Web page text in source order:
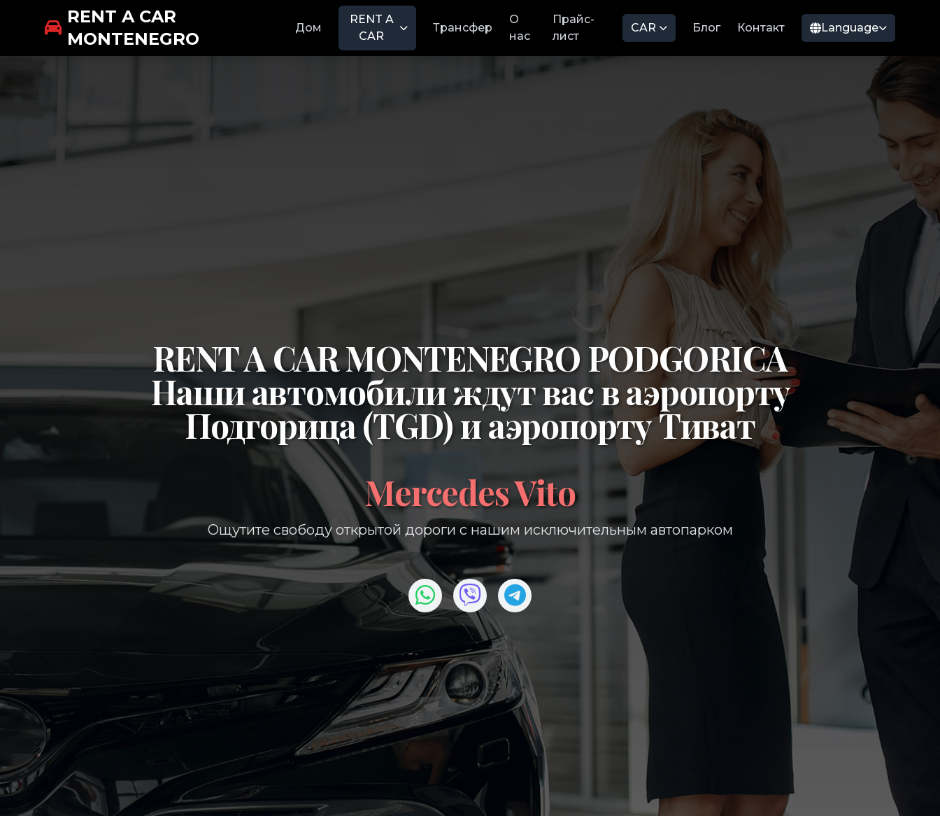
RENT A CAR
MONTENEGRO
Дом
RENT A
CAR
Трансфер
О
нас
Прайс-
лист
CAR Блог Контакт Language
RENT A CAR MONTENEGRO PODGORICA
Наши автомобили ждут вас ваэропорту
Подгорица (TGD)иаэропорту Тиват
Mercedes Vito
Ощутите свободу открытой дороги с нашим исключительным автопарком